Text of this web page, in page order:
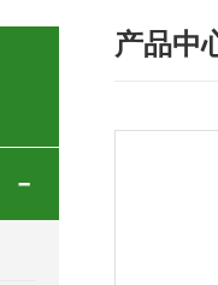
2(HTSB2)elisa试剂盒现
试剂盒现货速发
试剂盒厂家直销
产品中